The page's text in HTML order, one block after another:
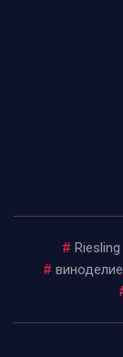
#
# виноделие